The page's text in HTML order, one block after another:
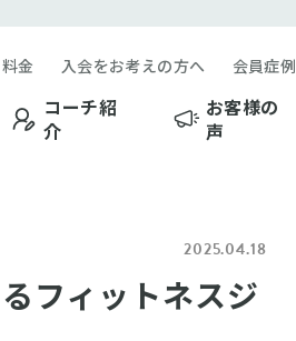
コーチ紹
介
お客様の
声
料金 入会をお考えの方へ 会員症例
2025.04.18
フィットネスジ